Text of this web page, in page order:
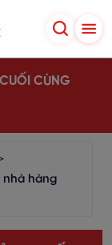
CÙNG
nhà hàng